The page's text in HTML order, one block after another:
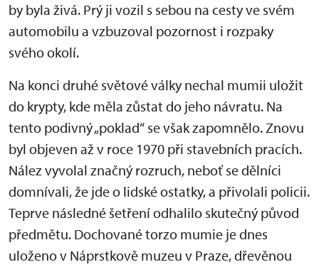
by byla živá. Prý ji vozil s sebou na cesty ve svém
automobilu a vzbuzoval pozornost i rozpaky
svého okolí.
Na konci druhé světové války nechal mumii uložit
do krypty, kde měla zůstat do jeho návratu. Na
tento podivný „poklad“ se však zapomnělo. Znovu
byl objeven až v roce 1970 při stavebních pracích.
Nález vyvolal značný rozruch, neboť se dělníci
domnívali, že jde o lidské ostatky, a přivolali policii.
Teprve následné šetření odhalilo skutečný původ
předmětu. Dochované torzo mumie je dnes
uloženo v Náprstkově muzeu v Praze, dřevěnou